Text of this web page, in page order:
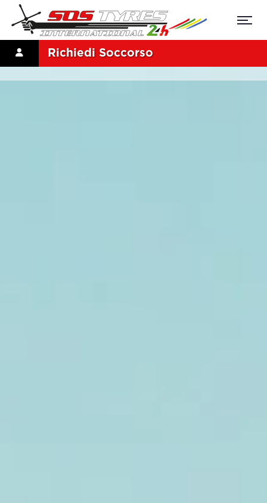
Richiedi Soccorso